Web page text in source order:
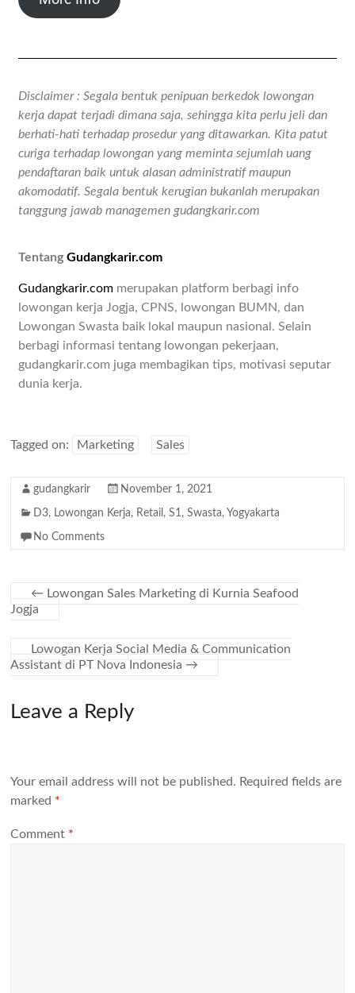
Disclaimer : Segala bentuk penipuan berkedok lowongan
kerja dapat terjadi dimana saja, sehingga kita perlu jeli dan
berhati-hati terhadap prosedur yang ditawarkan. Kita patut
curiga terhadap lowongan yang meminta sejumlah uang
pendaftaran baik untuk alasan administratif maupun
akomodatif. Segala bentuk kerugian bukanlah merupakan
tanggung jawab managemen gudangkarir.com
TentangGudangkarir.com
Gudangkarir.com merupakan platform berbagi info
lowongan kerja Jogja, CPNS, lowongan BUMN, dan
Lowongan Swasta baik lokal maupun nasional. Selain
berbagi informasi tentang lowongan pekerjaan,
gudangkarir.com juga membagikan tips, motivasi seputar
dunia kerja.
Tagged on: Marketing Sales
gudangkarir November 1, 2021
D3, Lowongan Kerja, Retail ,S1,Swasta, Yogyakarta
No Comments
← Lowongan Sales Marketing di Kurnia Seafood
Jogja
Lowogan Kerja Social Media & Communication
Assistant di PT Nova Indonesia →
Leave a Reply
Your email address will not be published. Required fields are
marked *
Comment *